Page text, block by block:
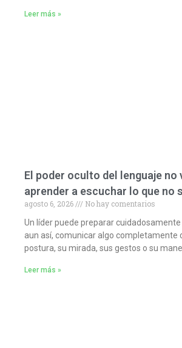
Leer más »
El poder oculto del lenguaje no
aprender a escuchar lo que no
agosto 6, 2026
No hay comentarios
Un líder puede preparar cuidadosamente
aun así, comunicar algo completamente
postura, su mirada, sus gestos o su
Leer más »